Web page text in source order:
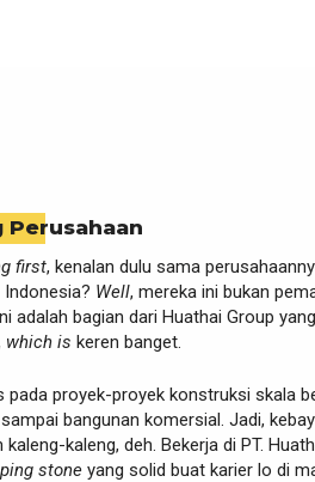
Perusahaan
first, kenalan dulu sama
Well, mereka ini bukan
adalah bagian dari Huathai Group
which is keren banget.
pada proyek-proyek konstruksi skala
bangunan komersial. Jadi,
kaleng-kaleng, deh. Bekerja di PT.
stone yang solid buat karier lo di